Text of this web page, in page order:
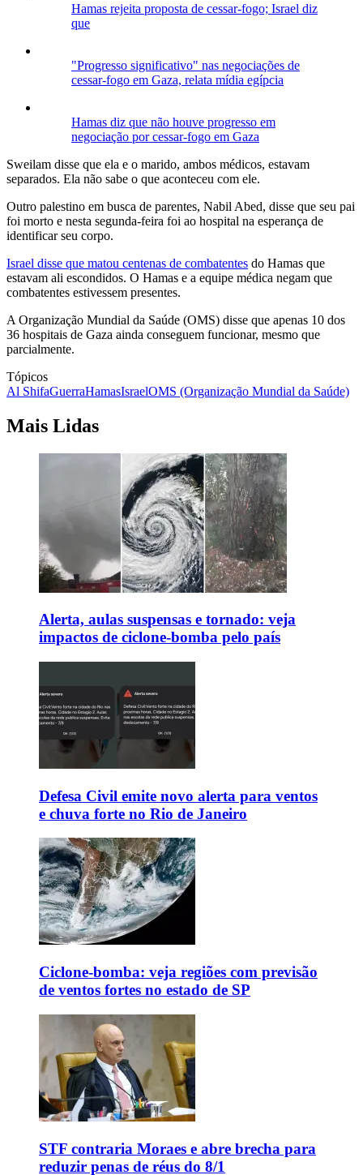
Hamas rejeita proposta de cessar-fogo; Israel diz
que
"Progresso significativo" nas negociações de
cessar-fogo em Gaza, relata mídia egípcia
Hamas diz que não houve progresso em
negociação por cessar-fogo em Gaza
Sweilam disse que ela e o marido, ambos médicos, estavam
separados. Ela não sabe o que aconteceu com ele.
Outro palestino em busca de parentes, Nabil Abed, disse que seu pai
foi morto e nesta segunda-feira foi ao hospital na esperança de
identificar seu corpo.
Israel disse que matou centenas de combatentes do Hamas que
estavam ali escondidos. O Hamas e a equipe médica negam que
combatentes estivessem presentes.
A Organização Mundial da Saúde (OMS) disse que apenas 10 dos
36 hospitais de Gaza ainda conseguem funcionar, mesmo que
parcialmente.
Tópicos
Al ShifaGuerraHamasIsraelOMS (Organização Mundial da Saúde)
Mais Lidas
Alerta, aulas suspensas e tornado: veja
impactos de ciclone-bomba pelo país
Defesa Civil emite novo alerta para ventos
e chuva forte no Rio de Janeiro
Ciclone-bomba: veja regiões com previsão
de ventos fortes no estado de SP
STF contraria Moraes e abre brecha para
reduzir penas de réus do 8/1